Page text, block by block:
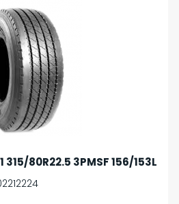
80R22.5 3PMSF 156/153L